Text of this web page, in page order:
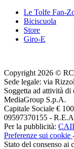
Le Tolfe Fan-
Biciscuola
Store
Giro-E
Copyright 2026 ©
Sede legale: via
Soggetta ad attività
MediaGroup S.p.A.
Capitale Sociale €
09597370155 -
Per la pubblicità:
Preferenze sui cookie
Stato del consenso ai